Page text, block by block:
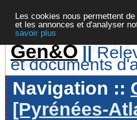
Les cookies nous permettent
et les annonces et d'analyser
savoir plus
Gen&O ||
et documents
Navigation ::
[Pyrénées-